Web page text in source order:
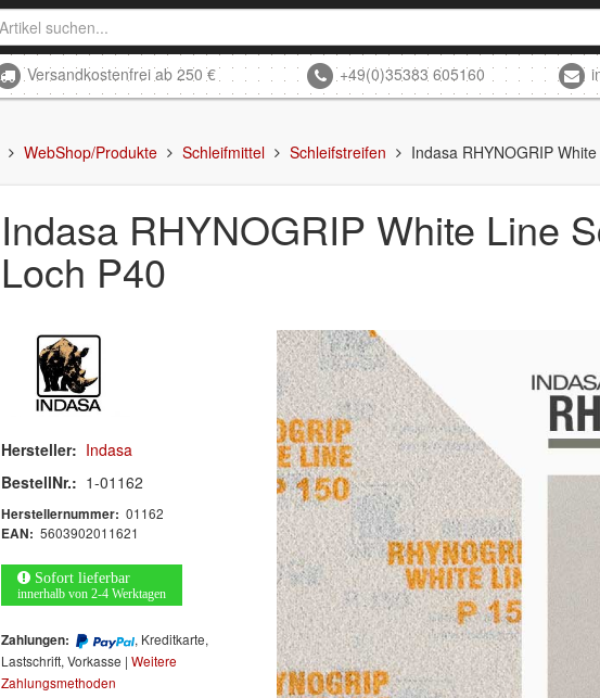
Versandkostenfrei ab 250 € +49(0)35383 605160
WebShop/Produkte Schleifmittel Schleifstreifen Indasa RHYNOGRIP
Indasa RHYNOGRIP White Line
Loch P40
Hersteller: Indasa
BestellNr.: 1-01162
Herstellernummer: 01162
EAN: 5603902011621
Sofort lieferbar
innerhalb von 2-4 Werktagen
Zahlungen:
, Kreditkarte,
Lastschrift, Vorkasse | Weitere
Zahlungsmethoden